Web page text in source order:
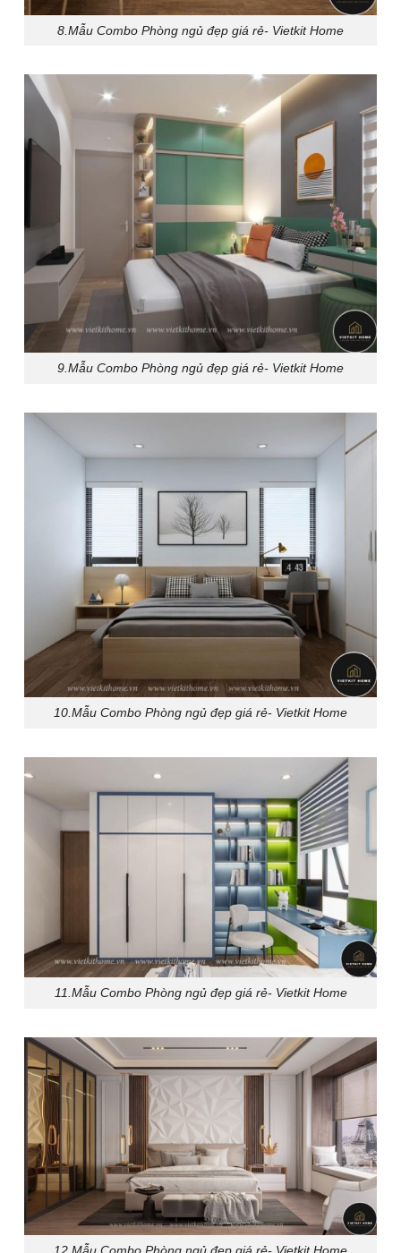
8.Mẫu Combo Phòng ngủ đẹp giá rẻ- Vietkit Home
9.Mẫu Combo Phòng ngủ đẹp giá rẻ- Vietkit Home
10.Mẫu Combo Phòng ngủ đẹp giá rẻ- Vietkit Home
11.Mẫu Combo Phòng ngủ đẹp giá rẻ- Vietkit Home